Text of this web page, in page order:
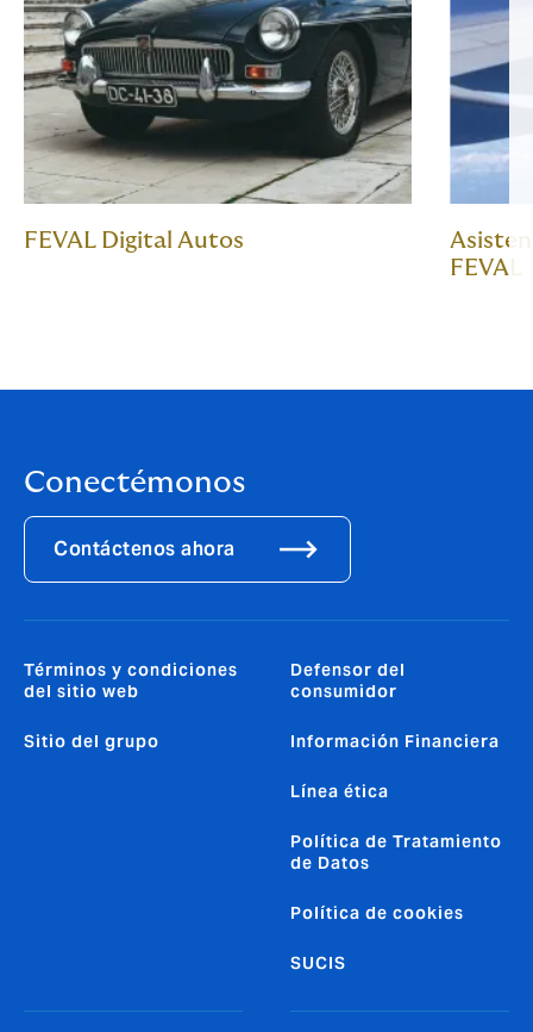
FEVAL Digital Autos
FEVAL
Conectémonos
Contáctenos ahora
Términos y condiciones
del sitio web
Sitio del grupo
Defensor del
consumidor
Información Financiera
Línea ética
Política de Tratamiento
de Datos
Política de cookies
SUCIS